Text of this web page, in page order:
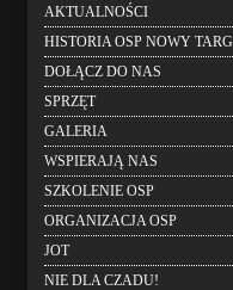
AKTUALNOŚCI
HISTORIA OSP NOWY TARG
DOŁĄCZ DO NAS
SPRZĘT
GALERIA
WSPIERAJĄ NAS
SZKOLENIE OSP
ORGANIZACJA OSP
JOT
NIE DLA CZADU!